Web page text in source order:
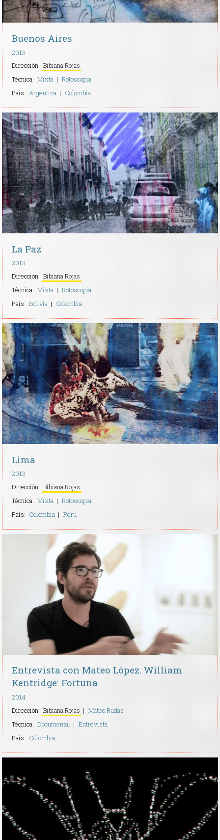
Buenos Aires
2013
Dirección: Bibiana Rojas
Técnica: Mixta
Rotoscopia
País: Argentina Colombia
La Paz
2013
Dirección: Bibiana Rojas
Técnica: Mixta
Rotoscopia
País: Bolivia Colombia
Lima
2013
Dirección: Bibiana Rojas
Técnica: Mixta
Rotoscopia
País: Colombia Perú
Entrevista con Mateo López. William
Kentridge: Fortuna
2014
Dirección: Bibiana Rojas
Mateo Rudas
Técnica: Documental
Entrevista
País: Colombia